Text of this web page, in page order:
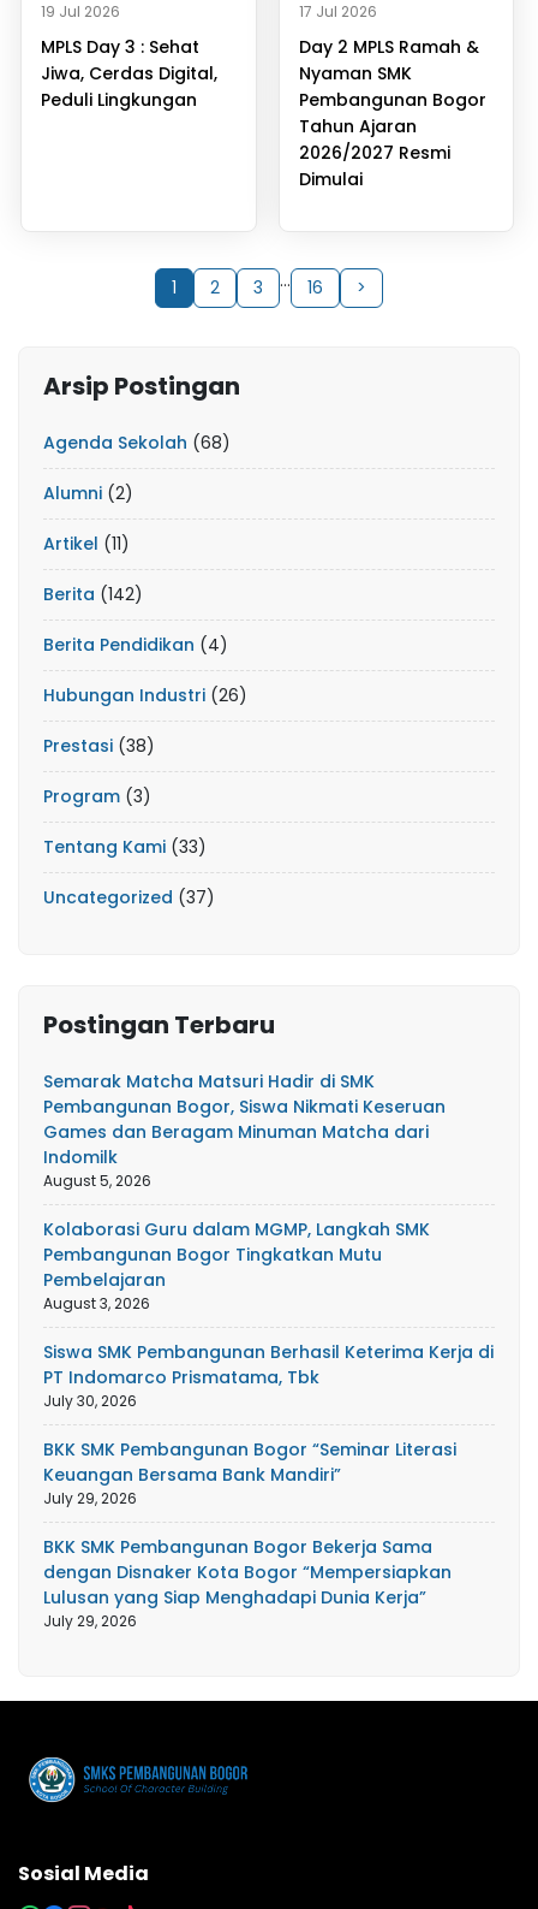
19 Jul 2026
MPLS Day 3 : Sehat
Jiwa, Cerdas Digital,
Peduli Lingkungan
17 Jul 2026
Day 2 MPLS Ramah &
Nyaman SMK
Pembangunan Bogor
Tahun Ajaran
2026/2027 Resmi
Dimulai
1 2 3 … 16 >
Arsip Postingan
Agenda Sekolah (68)
Alumni (2)
Artikel (11)
Berita (142)
Berita Pendidikan (4)
Hubungan Industri (26)
Prestasi (38)
Program (3)
Tentang Kami (33)
Uncategorized (37)
Postingan Terbaru
Semarak Matcha Matsuri Hadir di SMK
Pembangunan Bogor, Siswa Nikmati Keseruan
Games dan Beragam Minuman Matcha dari
Indomilk
August 5, 2026
Kolaborasi Guru dalam MGMP, Langkah SMK
Pembangunan Bogor Tingkatkan Mutu
Pembelajaran
August 3, 2026
Siswa SMK Pembangunan Berhasil Keterima Kerja di
PT Indomarco Prismatama, Tbk
July 30, 2026
BKK SMK Pembangunan Bogor “Seminar Literasi
Keuangan Bersama Bank Mandiri”
July 29, 2026
BKK SMK Pembangunan Bogor Bekerja Sama
dengan Disnaker Kota Bogor “Mempersiapkan
Lulusan yang Siap Menghadapi Dunia Kerja”
July 29, 2026
Sosial Media